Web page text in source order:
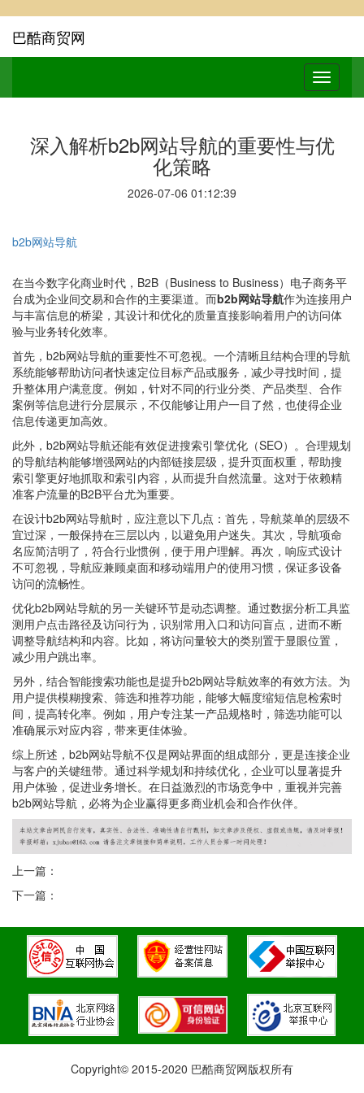
巴酷商贸网
深入解析b2b网站导航的重要性与优
化策略
2026-07-06 01:12:39
b2b网站导航
在当今数字化商业时代，B2B（Business to Business）电子商务平
台成为企业间交易和合作的主要渠道。而b2b网站导航作为连接用户
与丰富信息的桥梁，其设计和优化的质量直接影响着用户的访问体
验与业务转化效率。
首先，b2b网站导航的重要性不可忽视。一个清晰且结构合理的导航
系统能够帮助访问者快速定位目标产品或服务，减少寻找时间，提
升整体用户满意度。例如，针对不同的行业分类、产品类型、合作
案例等信息进行分层展示，不仅能够让用户一目了然，也使得企业
信息传递更加高效。
此外，b2b网站导航还能有效促进搜索引擎优化（SEO）。合理规划
的导航结构能够增强网站的内部链接层级，提升页面权重，帮助搜
索引擎更好地抓取和索引内容，从而提升自然流量。这对于依赖精
准客户流量的B2B平台尤为重要。
在设计b2b网站导航时，应注意以下几点：首先，导航菜单的层级不
宜过深，一般保持在三层以内，以避免用户迷失。其次，导航项命
名应简洁明了，符合行业惯例，便于用户理解。再次，响应式设计
不可忽视，导航应兼顾桌面和移动端用户的使用习惯，保证多设备
访问的流畅性。
优化b2b网站导航的另一关键环节是动态调整。通过数据分析工具监
测用户点击路径及访问行为，识别常用入口和访问盲点，进而不断
调整导航结构和内容。比如，将访问量较大的类别置于显眼位置，
减少用户跳出率。
另外，结合智能搜索功能也是提升b2b网站导航效率的有效方法。为
用户提供模糊搜索、筛选和推荐功能，能够大幅度缩短信息检索时
间，提高转化率。例如，用户专注某一产品规格时，筛选功能可以
准确展示对应内容，带来更佳体验。
综上所述，b2b网站导航不仅是网站界面的组成部分，更是连接企业
与客户的关键纽带。通过科学规划和持续优化，企业可以显著提升
用户体验，促进业务增长。在日益激烈的市场竞争中，重视并完善
b2b网站导航，必将为企业赢得更多商业机会和合作伙伴。
上一篇：
下一篇：
Copyright© 2015-2020 巴酷商贸网版权所有